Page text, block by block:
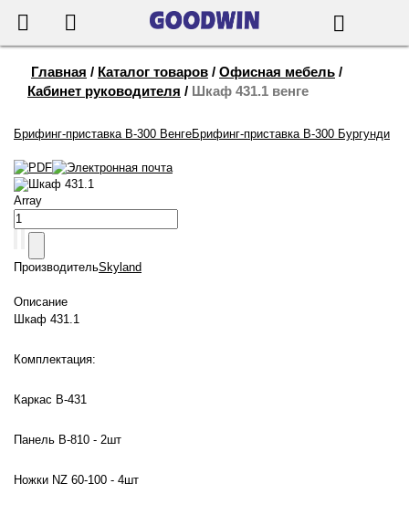
655-888Корзина Поиск
Главная / Каталог товаров / Офисная мебель /
Кабинет руководителя / Шкаф 431.1 венге
Брифинг-приставка B-300 ВенгеБрифинг-приставка B-300 Бургунди
Шкаф 431.1
Array
ПроизводительSkyland
Описание
Шкаф 431.1
Комплектация:
Каркас В-431
Панель В-810 - 2шт
Ножки NZ 60-100 - 4шт